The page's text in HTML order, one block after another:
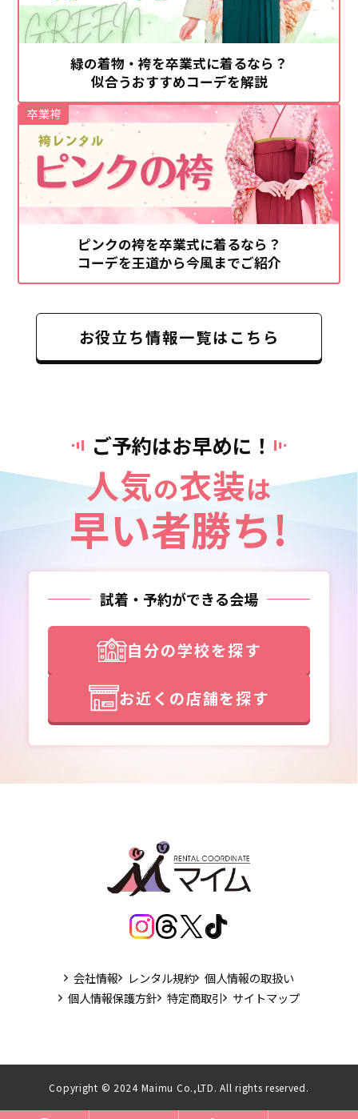
緑の着物・袴を卒業式に着るなら？
似合うおすすめコーデを解説
ピンクの袴を卒業式に着るなら？
コーデを王道から今風までご紹介
卒業袴
お役立ち情報一覧はこちら
ご予約はお早めに！
人気の衣装は
早い者勝ち!
試着・予約ができる会場
自分の学校を探す
お近くの店舗を探す
会社情報 レンタル規約 個人情報の取扱い
個人情報保護方針 特定商取引 サイトマップ
Copyright © 2024 Maimu Co.,LTD. All rights reserved.